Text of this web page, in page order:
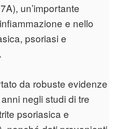
un’importante
e nello
psoriasi e
da robuste evidenze
negli studi di tre
psoriasica e